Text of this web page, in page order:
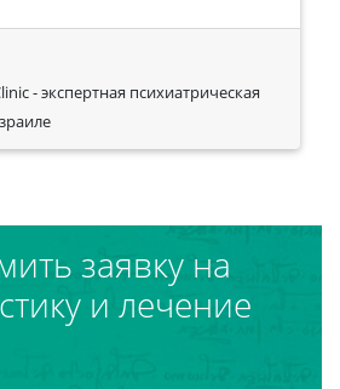
- экспертная психиатрическая
заявку на
и лечение